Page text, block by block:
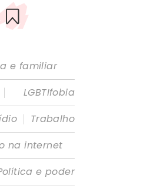
e familiar
|
LGBTIfobia
| Trabalho
na internet
e poder